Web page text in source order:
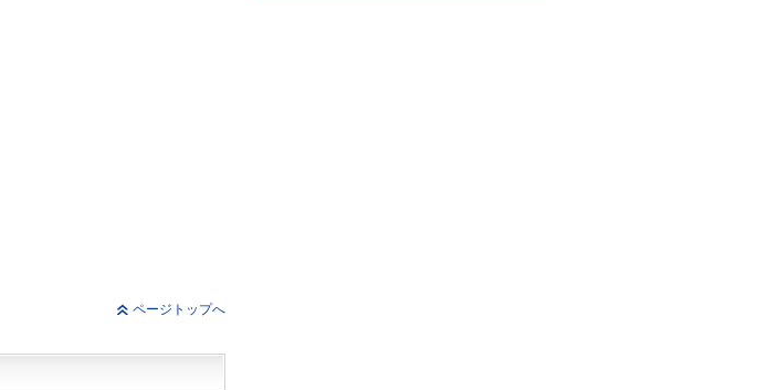
ページトップへ